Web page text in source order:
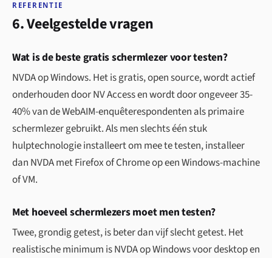
REFERENTIE
6. Veelgestelde vragen
Wat is de beste gratis schermlezer voor testen?
NVDA op Windows. Het is gratis, open source, wordt actief
onderhouden door NV Access en wordt door ongeveer 35-
40% van de WebAIM-enquêterespondenten als primaire
schermlezer gebruikt. Als men slechts één stuk
hulptechnologie installeert om mee te testen, installeer
dan NVDA met Firefox of Chrome op een Windows-machine
of VM.
Met hoeveel schermlezers moet men testen?
Twee, grondig getest, is beter dan vijf slecht getest. Het
realistische minimum is NVDA op Windows voor desktop en